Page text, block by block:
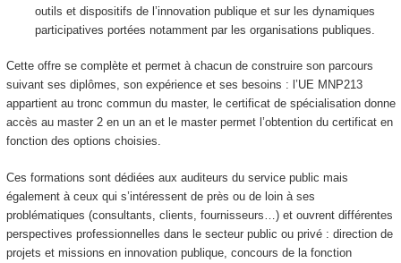
outils et dispositifs de l’innovation publique et sur les dynamiques
participatives portées notamment par les organisations publiques.​
Cette offre se complète et permet à chacun de construire son parcours
suivant ses diplômes, son expérience et ses besoins : l’UE MNP213
appartient au tronc commun du master, le certificat de spécialisationdonne
accès au master 2 en un an et le master permet l’obtention du certificat en
fonction des options choisies.
Ces formations sont dédiées aux auditeurs du service public mais
également à ceux qui s’intéressent de près ou de loin à ses
problématiques (consultants, clients, fournisseurs…) et ouvrent différentes
perspectives professionnelles dans le secteur public ou privé : direction de
projets et missions en innovation publique, concours de la fonction